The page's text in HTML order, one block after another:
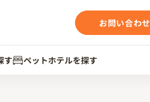
お問い合わせ
す ペットホテルを探す